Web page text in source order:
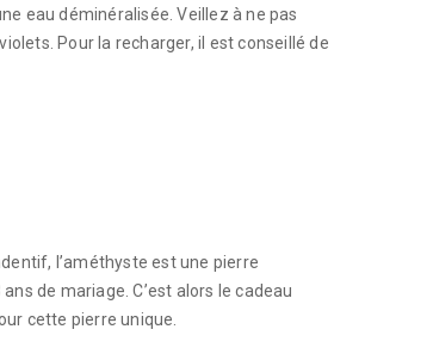
eau déminéralisée. Veillez à ne pas
Pour la recharger, il est conseillé de
l’améthyste est une pierre
de mariage. C’est alors le cadeau
cette pierre unique.